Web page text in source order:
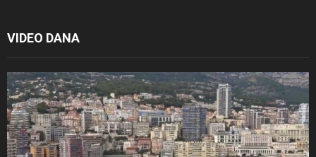
VIDEO DANA